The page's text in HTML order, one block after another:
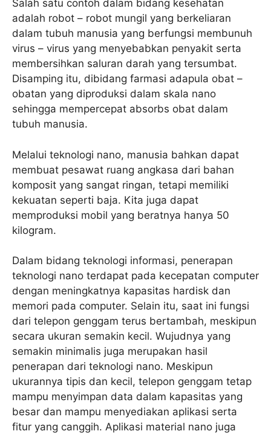
Salah satu contoh dalam bidang kesehatan
adalah robot – robot mungil yang berkeliaran
dalam tubuh manusia yang berfungsi membunuh
virus – virus yang menyebabkan penyakit serta
membersihkan saluran darah yang tersumbat.
Disamping itu, dibidang farmasi adapula obat –
obatan yang diproduksi dalam skala nano
sehingga mempercepat absorbs obat dalam
tubuh manusia.
Melalui teknologi nano, manusia bahkan dapat
membuat pesawat ruang angkasa dari bahan
komposit yang sangat ringan, tetapi memiliki
kekuatan seperti baja. Kita juga dapat
memproduksi mobil yang beratnya hanya 50
kilogram.
Dalam bidang teknologi informasi, penerapan
teknologi nano terdapat pada kecepatan computer
dengan meningkatnya kapasitas hardisk dan
memori pada computer. Selain itu, saat ini fungsi
dari telepon genggam terus bertambah, meskipun
secara ukuran semakin kecil. Wujudnya yang
semakin minimalis juga merupakan hasil
penerapan dari teknologi nano. Meskipun
ukurannya tipis dan kecil, telepon genggam tetap
mampu menyimpan data dalam kapasitas yang
besar dan mampu menyediakan aplikasi serta
fitur yang canggih. Aplikasi material nano juga